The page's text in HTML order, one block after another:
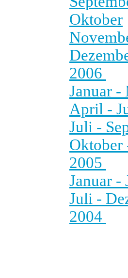
Oktober
2006
Januar -
April -
Juli -
Oktober
2005
Januar -
Juli -
2004